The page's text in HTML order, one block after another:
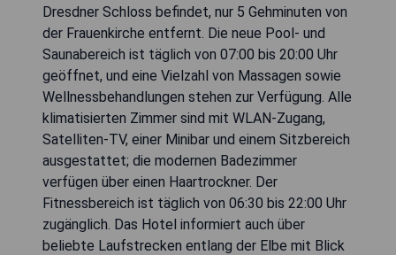
Dresdner Schloss befindet, nur 5 Gehminuten von
der Frauenkirche entfernt. Die neue Pool- und
Saunabereich ist täglich von 07:00 bis 20:00 Uhr
geöffnet, und eine Vielzahl von Massagen sowie
Wellnessbehandlungen stehen zur Verfügung. Alle
klimatisierten Zimmer sind mit WLAN-Zugang,
Satelliten-TV, einer Minibar und einem Sitzbereich
ausgestattet; die modernen Badezimmer
verfügen über einen Haartrockner. Der
Fitnessbereich ist täglich von 06:30 bis 22:00 Uhr
zugänglich. Das Hotel informiert auch über
beliebte Laufstrecken entlang der Elbe mit Blick